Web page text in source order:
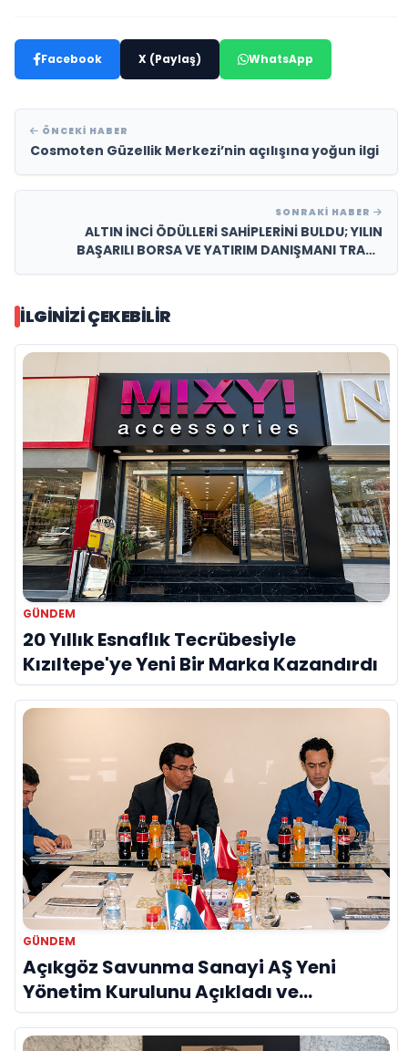
Facebook X (Paylaş) WhatsApp
ÖNCEKI HABER
Cosmoten Güzellik Merkezi’nin açılışına yoğun ilgi
SONRAKI HABER
ALTIN İNCİ ÖDÜLLERİ SAHİPLERİNİ BULDU; YILIN
BAŞARILI BORSA VE YATIRIM DANIŞMANI TRADE
İLGINIZI ÇEKEBILIR
GÜNDEM
20 Yıllık Esnaflık Tecrübesiyle
Kızıltepe'ye Yeni Bir Marka Kazandırdı
GÜNDEM
Açıkgöz Savunma Sanayi AŞ Yeni
Yönetim Kurulunu Açıkladı ve
Savunma Sanayinde Küresel Vizyon
Vurgusu